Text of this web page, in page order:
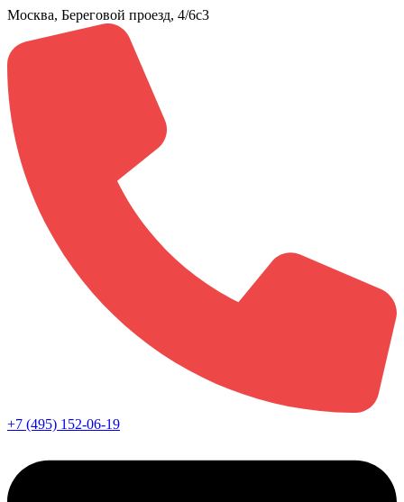
Москва, Береговой проезд, 4/6с3
+7 (495) 152-06-19